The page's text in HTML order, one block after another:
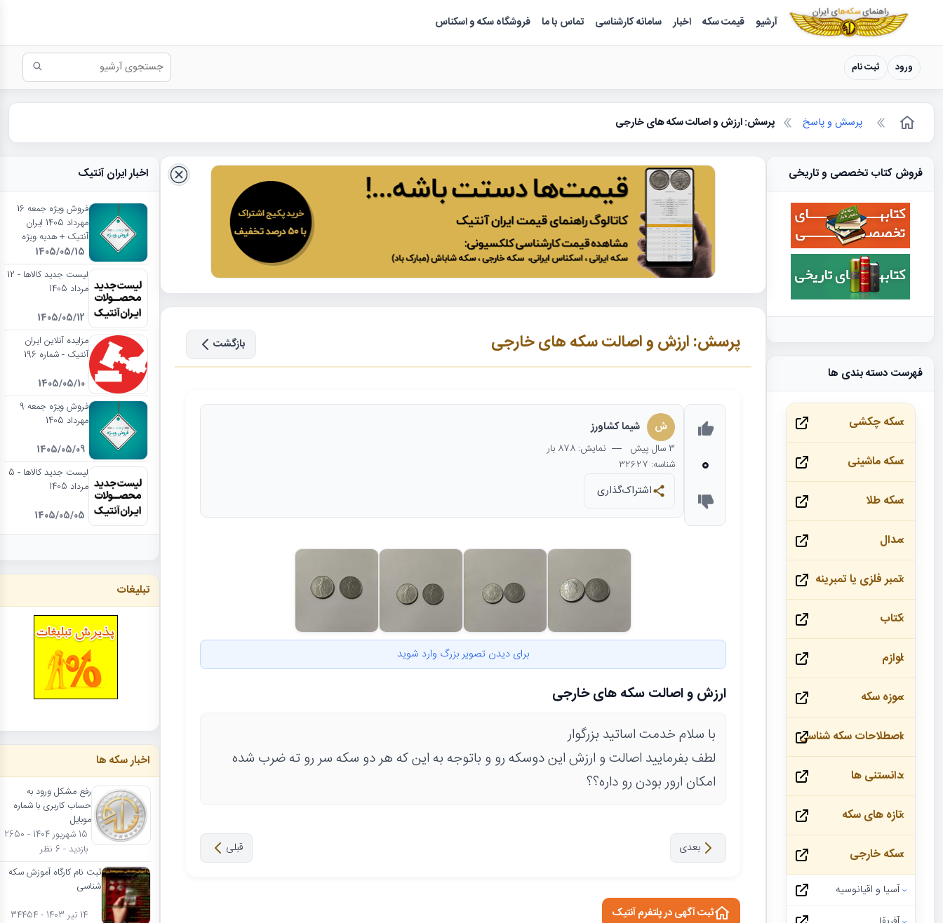
سکه ها ؛ راهنمای سکه شناسی
آرشیو قیمت سکه اخبار سامانه کارشناسی تماس با ما فروشگاه سکه و اسکناس
ورود ثبت نام
پرسش و پاسخ پرسش: ارزش و اصالت سکه های خارجی
پرسش: ارزش و اصالت سکه های خارجی بازگشت
0
ش شیما کشاورز
3 سال پیش — نمایش: 878 بار
شناسه: 32627
اشتراک‌گذاری
برای دیدن تصویر بزرگ وارد شوید
ارزش و اصالت سکه های خارجی
با سلام خدمت اساتید بزرگوار
لطف بفرمایید اصالت و ارزش این دوسکه رو و باتوجه به این که هر دو سکه سر رو ته ضرب شده
امکان ارور بودن رو داره؟؟
قبلی بعدی
ثبت آگهی در پلتفرم آنتیک
اخبار ایران آنتیک
فروش ویژه جمعه 16
مهرداد 1405 ایران
آنتیک + هدیه ویژه
1405/05/15
لیست جدید کالاها - 12
مرداد 1405
1405/05/12
مزایده آنلاین ایران
آنتیک - شماره 196
1405/05/10
فروش ویژه جمعه 9
مهرداد 1405
1405/05/09
لیست جدید کالاها - 5
مرداد 1405
1405/05/05
تبلیغات
اخبار سکه ها
رفع مشکل ورود به
حساب کاربری با شماره
موبایل
15 شهریور 1404 - 2650
بازدید - 6 نظر
ثبت نام کارگاه آموزش سکه
شناسی
14 تیر 1403 - 34454
فروش کتاب تخصصی و تاریخی
فهرست دسته بندی ها
سکه چکشی
سکه ماشینی
سکه طلا
مدال
تمبر فلزی یا تمبرینه
کتاب
لوازم
موزه سکه
اصطلاحات سکه شناسی
دانستنی ها
تازه های سکه
سکه خارجی
آسیا و اقیانوسیه